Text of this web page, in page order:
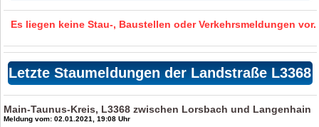
Es liegen keine Stau-, Baustellen oder Verkehrsmeldungen vor.
Letzte Staumeldungen der Landstraße L3368
Main-Taunus-Kreis, L3368 zwischen Lorsbach und Langenhain
Meldung vom: 02.01.2021, 19:08 Uhr